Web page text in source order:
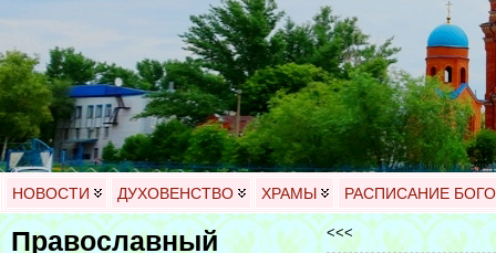
НОВОСТИ ДУХОВЕНСТВО ХРАМЫ РАСПИСАНИЕ
Православный
<<<